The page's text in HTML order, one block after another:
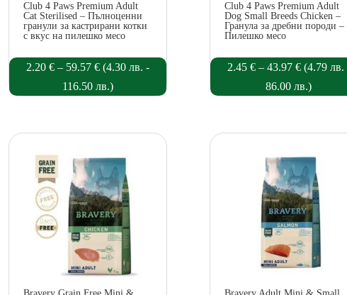
Club 4 Paws Premium Adult
Cat Sterilised – Пълноценни
гранули за кастрирани котки
с вкус на пилешко месо
2.20€ – 59.57€Price
range:
(4.30лв. -
116.50лв.)
Club 4 Paws Premium Adult
Dog Small Breeds Chicken –
Гранула за дребни породи –
Пилешко месо
2.45 € – 43.97 €Price
range:
(4.79 лв.
86.00лв.)